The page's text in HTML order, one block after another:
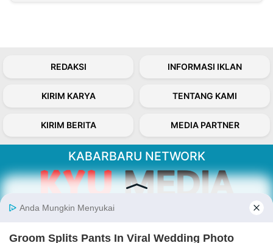
REDAKSI INFORMASI IKLAN
KIRIM KARYA TENTANG KAMI
KIRIM BERITA MEDIA PARTNER
KABARBARU NETWORK